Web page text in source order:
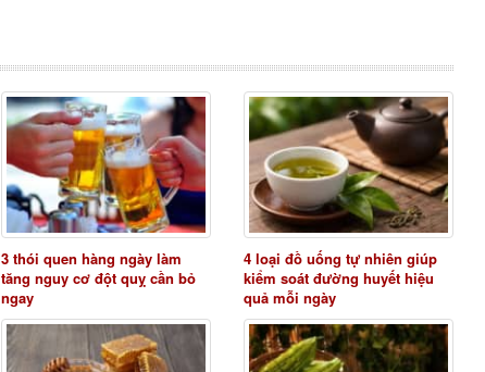
3 thói quen hàng ngày làm
tăng nguy cơ đột quỵ cần bỏ
ngay
4 loại đồ uống tự nhiên giúp
kiểm soát đường huyết hiệu
quả mỗi ngày